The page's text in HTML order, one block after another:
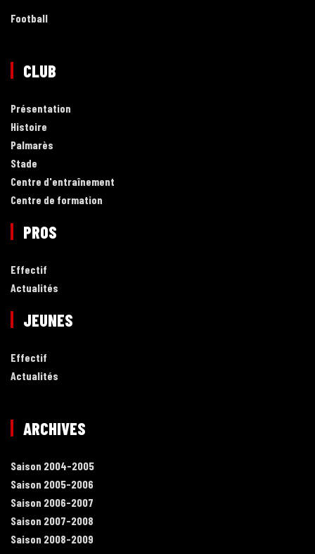
Football
CLUB
Présentation
Histoire
Palmarès
Stade
Centre d'entraînement
Centre de formation
PROS
Effectif
Actualités
JEUNES
Effectif
Actualités
ARCHIVES
Saison 2004-2005
Saison 2005-2006
Saison 2006-2007
Saison 2007-2008
Saison 2008-2009